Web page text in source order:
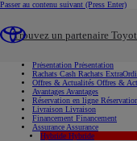
Passer au contenu suivant (Press Enter)
Trouvez un partenaire
Présentation Présentation
Rachats Cash Rachats
Offres & Actualités Offres &
Avantages Avantages
Réservation en ligne
Livraison Livraison
Financement Financement
Assurance Assurance
Hybride Hybride